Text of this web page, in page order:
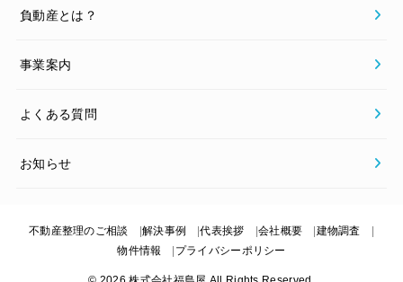
負動産とは？
事業案内
よくある質問
お知らせ
不動産整理のご相談 解決事例 代表挨拶 会社概要
建物調査
物件情報
プライバシーポリシー